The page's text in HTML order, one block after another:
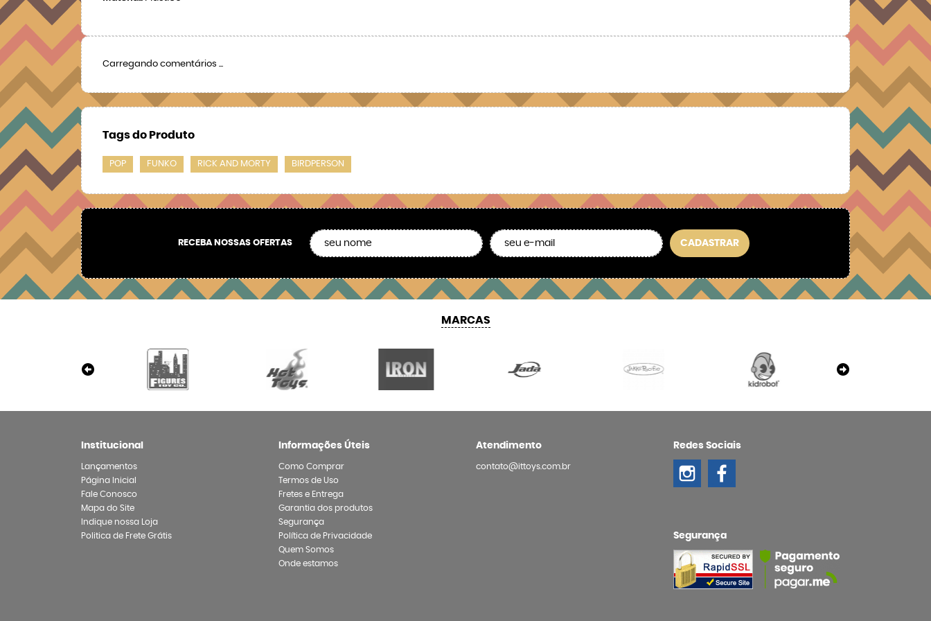
Carregando comentários ...
Tags do Produto
POP FUNKO RICK AND MORTY BIRDPERSON
RECEBA NOSSAS OFERTAS CADASTRAR
MARCAS
Institucional
Lançamentos
Página Inicial
Fale Conosco
Mapa do Site
Indique nossa Loja
Politica de Frete Grátis
Informações Úteis
Como Comprar
Termos de Uso
Fretes e Entrega
Garantia dos produtos
Segurança
Política de Privacidade
Quem Somos
Onde estamos
Atendimento
contato@ittoys.com.br
Redes Sociais
Segurança